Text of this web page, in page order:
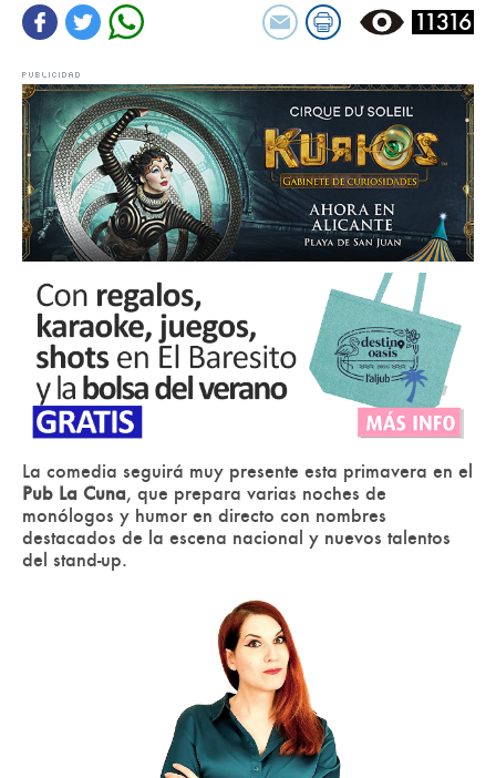
11316
La comedia seguirá muy presente esta primavera en el
Pub La Cuna, que prepara varias noches de
monólogos y humor en directo con nombres
destacados de la escena nacional y nuevos talentos
del stand-up.